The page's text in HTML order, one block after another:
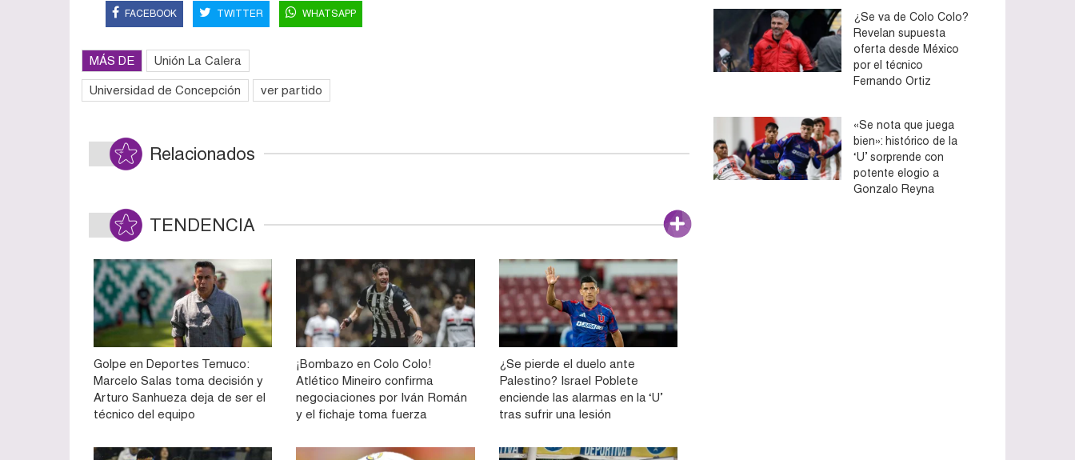
FACEBOOK TWITTER WHATSAPP
MÁS DE Unión La Calera
Universidad de Concepción ver partido
Relacionados
TENDENCIA
Golpe en Deportes Temuco:
Marcelo Salas toma decisión y
Arturo Sanhueza deja de ser el
técnico del equipo
¡Bombazo en Colo Colo!
Atlético Mineiro confirma
negociaciones por Iván Román
y el fichaje toma fuerza
¿Se pierde el duelo ante
Palestino? Israel Poblete
enciende las alarmas en la ‘U’
tras sufrir una lesión
¿Se va de Colo Colo?
Revelan supuesta
oferta desde México
por el técnico
Fernando Ortiz
«Se nota que juega
bien»: histórico de la
‘U’ sorprende con
potente elogio a
Gonzalo Reyna